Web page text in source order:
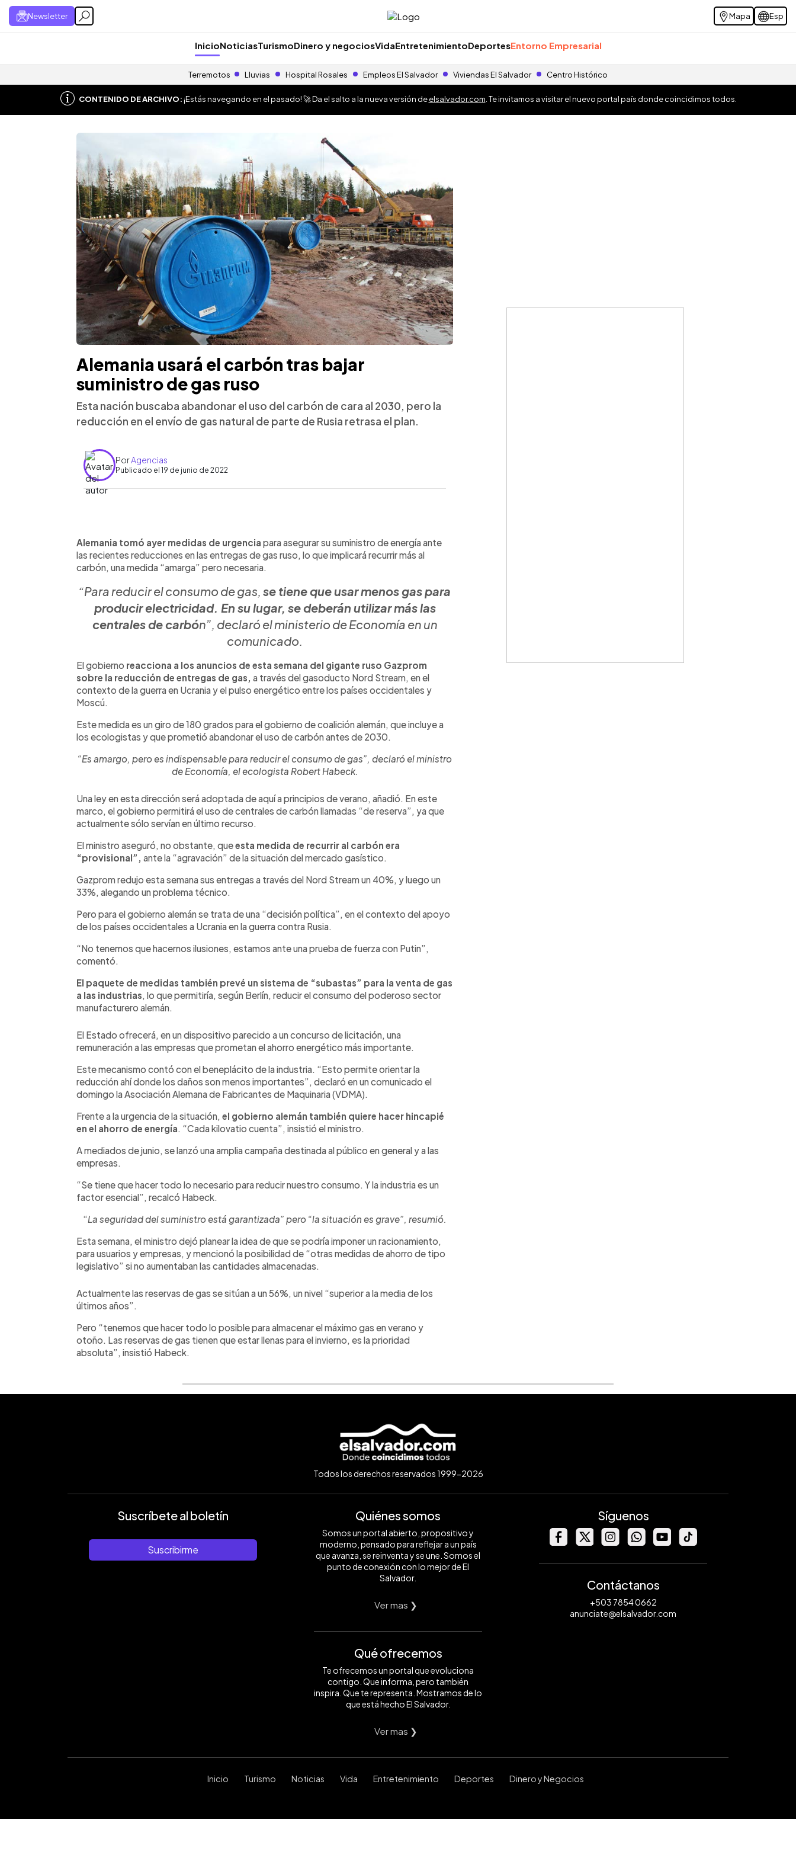
Newsletter Mapa Esp
InicioNoticiasTurismoDinero y negociosVidaEntretenimientoDeportesEntorno Empresarial
Terremotos Lluvias Hospital Rosales Empleos El Salvador Viviendas El Salvador Centro Histórico
CONTENIDO DE ARCHIVO:¡Estás navegando en el pasado! 🚀 Da el salto a la nueva versión deelsalvador.com . Te invitamos a visitar el nuevo portal país donde coincidimos todos.
Alemania usará el carbón tras bajar
suministro de gas ruso
Esta nación buscaba abandonar el uso del carbón de cara al 2030, pero la
reducción en el envío de gas natural de parte de Rusia retrasa el plan.
PorAgencias
Publicado el 19 de junio de 2022
► Escuchar artículo
Alemania tomó ayer medidas de urgencia para asegurar su suministro de energía ante
las recientes reducciones en las entregas de gas ruso, lo que implicará recurrir más al
carbón, una medida “amarga” pero necesaria.
“Para reducir el consumo de gas, se tiene que usar menos gas para
producir electricidad. En su lugar, se deberán utilizar más las
centrales de carbón”, declaró el ministerio de Economía en un
comunicado.
El gobierno reacciona a los anuncios de esta semana del gigante ruso Gazprom
sobre la reducción de entregas de gas, a través del gasoducto Nord Stream, en el
contexto de la guerra en Ucrania y el pulso energético entre los países occidentales y
Moscú.
Este medida es un giro de 180 grados para el gobierno de coalición alemán, que incluye a
los ecologistas y que prometió abandonar el uso de carbón antes de 2030.
“Es amargo, pero es indispensable para reducir el consumo de gas”, declaró el ministro
de Economía, el ecologista Robert Habeck.
Una ley en esta dirección será adoptada de aquí a principios de verano, añadió. En este
marco, el gobierno permitirá el uso de centrales de carbón llamadas “de reserva”, ya que
actualmente sólo servían en último recurso.
El ministro aseguró, no obstante, queesta medida de recurrir al carbón era
“provisional”, ante la “agravación” de la situación del mercado gasístico.
Gazprom redujo esta semana sus entregas a través del Nord Stream un 40%, y luego un
33%, alegando un problema técnico.
Pero para el gobierno alemán se trata de una “decisión política”, en el contexto del apoyo
de los países occidentales a Ucrania en la guerra contra Rusia.
“No tenemos que hacernos ilusiones, estamos ante una prueba de fuerza con Putin”,
comentó.
El paquete de medidas también prevé un sistema de “subastas” para la venta de gas
a las industrias , lo que permitiría, según Berlín, reducir el consumo del poderoso sector
manufacturero alemán.
El Estado ofrecerá, en un dispositivo parecido a un concurso de licitación, una
remuneración a las empresas que prometan el ahorro energético más importante.
Este mecanismo contó con el beneplácito de la industria. “Esto permite orientar la
reducción ahí donde los daños son menos importantes”, declaró en un comunicado el
domingo la Asociación Alemana de Fabricantes de Maquinaria (VDMA).
Frente a la urgencia de la situación, el gobierno alemán también quiere hacer hincapié
en el ahorro de energía . “Cada kilovatio cuenta”, insistió el ministro.
A mediados de junio, se lanzó una amplia campaña destinada al público en general y a las
empresas.
“Se tiene que hacer todo lo necesario para reducir nuestro consumo. Y la industria es un
factor esencial”, recalcó Habeck.
“La seguridad del suministro está garantizada” pero “la situación es grave”, resumió.
Esta semana, el ministro dejó planear la idea de que se podría imponer un racionamiento,
para usuarios y empresas, y mencionó la posibilidad de “otras medidas de ahorro de tipo
legislativo” si no aumentaban las cantidades almacenadas.
Actualmente las reservas de gas se sitúan a un 56%, un nivel “superior a la media de los
últimos años”.
Pero “tenemos que hacer todo lo posible para almacenar el máximo gas en verano y
otoño. Las reservas de gas tienen que estar llenas para el invierno, es la prioridad
absoluta”, insistió Habeck.
Todos los derechos reservados 1999-2026
Suscríbete al boletín
Suscribirme
Quiénes somos
Somos un portal abierto, propositivo y
moderno, pensado para reflejar a un país
que avanza, se reinventa y se une. Somos el
punto de conexión con lo mejor de El
Salvador.
Ver mas ❯
Qué ofrecemos
Te ofrecemos un portal que evoluciona
contigo. Que informa, pero también
inspira. Que te representa. Mostramos de lo
que está hecho El Salvador.
Ver mas ❯
Síguenos
Contáctanos
+503 7854 0662
anunciate@elsalvador.com
Inicio Turismo Noticias Vida Entretenimiento Deportes Dinero y Negocios